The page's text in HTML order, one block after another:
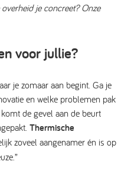
je concreet? Onze
voor jullie?
je zomaar aan begint. Ga je
en welke problemen pak
de gevel aan de beurt
Thermische
zoveel aangenamer én is op